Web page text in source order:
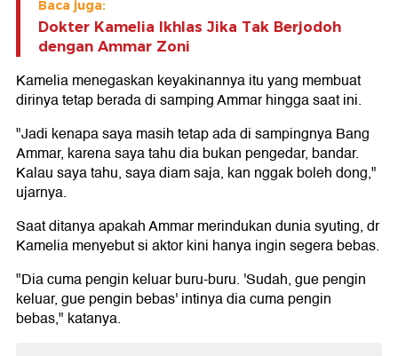
Baca juga:
Dokter Kamelia Ikhlas Jika Tak Berjodoh
dengan Ammar Zoni
Kamelia menegaskan keyakinannya itu yang membuat
dirinya tetap berada di samping Ammar hingga saat ini.
"Jadi kenapa saya masih tetap ada di sampingnya Bang
Ammar, karena saya tahu dia bukan pengedar, bandar.
Kalau saya tahu, saya diam saja, kan nggak boleh dong,"
ujarnya.
Saat ditanya apakah Ammar merindukan dunia syuting, dr
Kamelia menyebut si aktor kini hanya ingin segera bebas.
"Dia cuma pengin keluar buru-buru. 'Sudah, gue pengin
keluar, gue pengin bebas' intinya dia cuma pengin
bebas," katanya.